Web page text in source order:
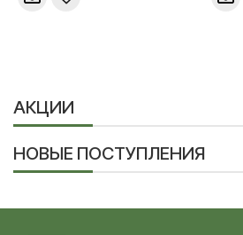
АКЦИИ
НОВЫЕ ПОСТУПЛЕНИЯ